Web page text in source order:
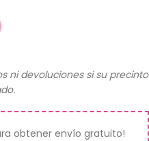
ni devoluciones si su precinto
obtener envío gratuito!